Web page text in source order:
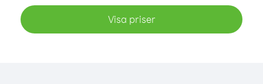
Visa priser